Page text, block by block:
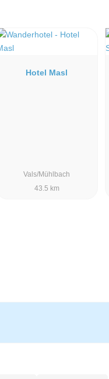
Hotel Masl
Vals/Mühlbach
43.5 km